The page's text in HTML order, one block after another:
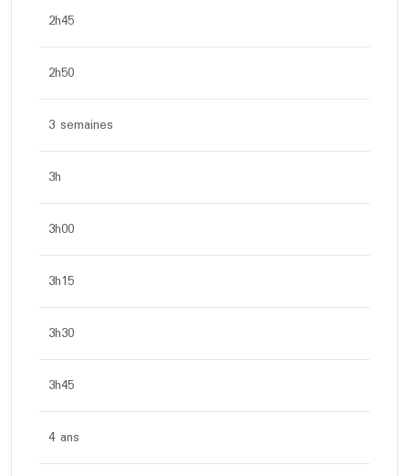
2h45
2h50
3 semaines
3h
3h00
3h15
3h30
3h45
4 ans